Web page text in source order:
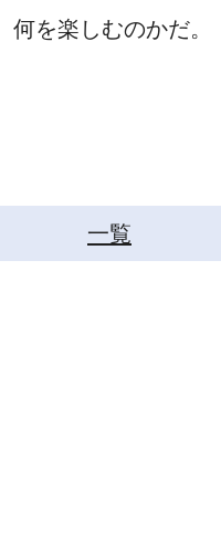
を楽しむのかだ。
一覧